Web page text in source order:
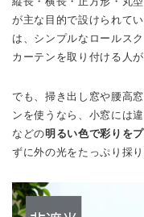
が主な目的で設けられて
は、シンプルなロールス
カーテンを取り付ける人が
でも、掃き出し窓や腰高
ンを使うなら、小窓には
などの明るい色で彩りを
ずに外の光をたっぷり採